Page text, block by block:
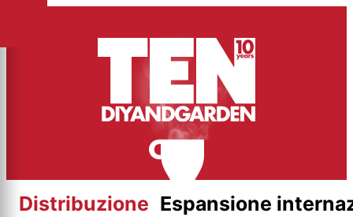
contenuto
Distribuzione Espansione